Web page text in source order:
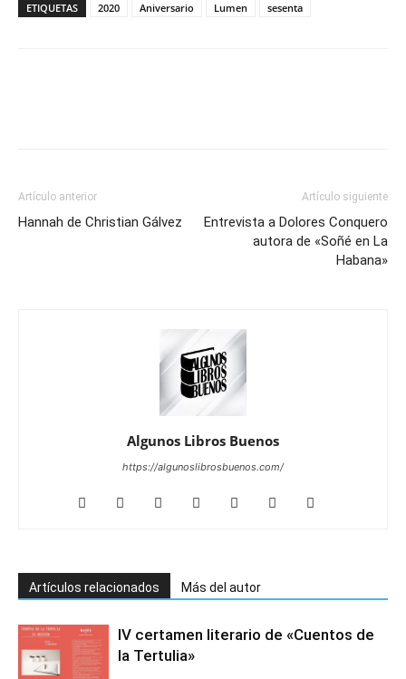
ETIQUETAS 2020 Aniversario Lumen sesenta
Artículo anterior
Hannah de Christian Gálvez
Artículo siguiente
Entrevista a Dolores Conquero
autora de «Soñé en La
Habana»
Algunos Libros Buenos
https://algunoslibrosbuenos.com/
Artículos relacionados Más del autor
IV certamen literario de «Cuentos de
la Tertulia»